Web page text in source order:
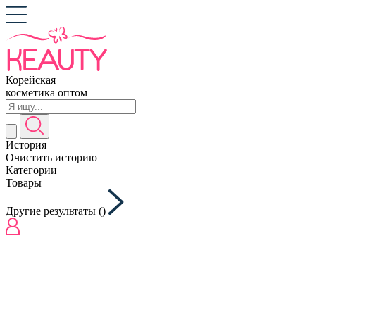
Корейская
косметика оптом
История
Очистить историю
Категории
Товары
Другие результаты ()